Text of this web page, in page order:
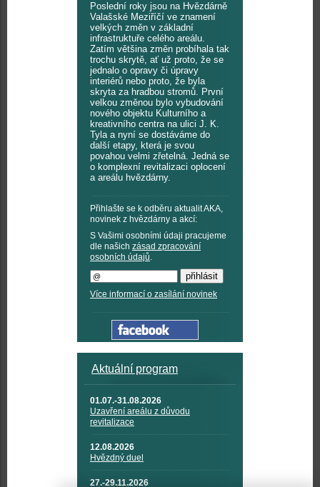
Poslední roky jsou na Hvězdárně
Valašské Meziříčí ve znamení
velkých změn v základní
infrastruktuře celého areálu.
Zatím většina změn probíhala tak
trochu skrytě, ať už proto, že se
jednalo o opravy či úpravy
interiérů nebo proto, že byla
skryta za hradbou stromů. První
velkou změnou bylo vybudování
nového objektu Kulturního a
kreativního centra na ulici J. K.
Tyla a nyní se dostáváme do
další etapy, která je svou
povahou velmi zřetelná. Jedná se
o komplexní revitalizaci oplocení
a areálu hvězdárny.
Přihlašte se k odběru aktualit AKA,
novinek z hvězdárny a akcí:
S Vašimi osobními údaji pracujeme
dle našich zásad zpracování
osobních údajů.
Více informací o zasílání novinek
Aktuální program
01.07.-31.08.2026
Uzavření areálu z důvodu
revitalizace
12.08.2026
Hvězdný duel
27.-29.11.2026